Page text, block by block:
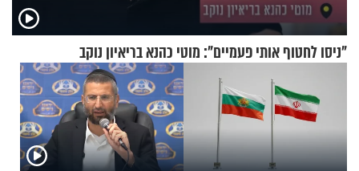
"ניסו לחטוף אותי פעמיים": מוטי כהנא בריאיון נוקב